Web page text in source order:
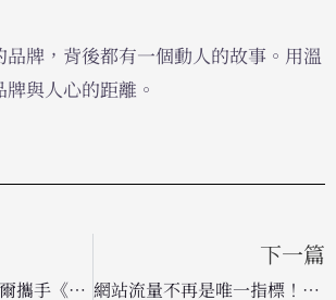
牌，背後都有一個動人的故事。用溫
與人心的距離。
玩轉諧音梗！卡尼爾攜手《愛之島》男星，用「麋鹿」大玩創意行銷搶攻 Z 世代
下一篇
網站流量不再是唯一指標！AI 搜尋時代 B2B 行銷績效正全面轉向